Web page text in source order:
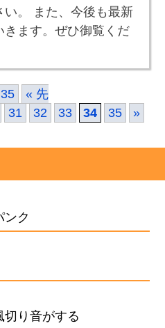
。 また、今後も最新
ます。ぜひ御覧くだ
« 先
31 32 33 34 35 »
ク
切り音がする